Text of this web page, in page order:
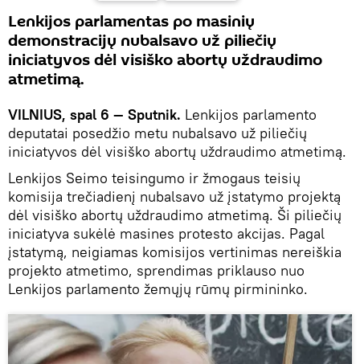
Lenkijos parlamentas po masinių
demonstracijų nubalsavo už piliečių
iniciatyvos dėl visiško abortų uždraudimo
atmetimą.
VILNIUS, spal 6 — Sputnik. Lenkijos parlamento
deputatai posedžio metu nubalsavo už piliečių
iniciatyvos dėl visiško abortų uždraudimo atmetimą.
Lenkijos Seimo teisingumo ir žmogaus teisių
komisija trečiadienį nubalsavo už įstatymo projektą
dėl visiško abortų uždraudimo atmetimą. Ši piliečių
iniciatyva sukėlė masines protesto akcijas. Pagal
įstatymą, neigiamas komisijos vertinimas nereiškia
projekto atmetimo, sprendimas priklauso nuo
Lenkijos parlamento žemųjų rūmų pirmininko.